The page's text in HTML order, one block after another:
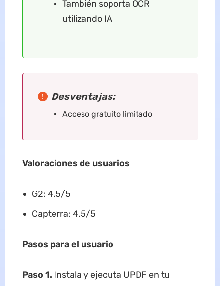
También soporta OCR
utilizando IA
Desventajas:
Acceso gratuito limitado
Valoraciones de usuarios
G2: 4.5/5
Capterra: 4.5/5
Pasos para el usuario
Paso 1. Instala y ejecuta UPDF en tu